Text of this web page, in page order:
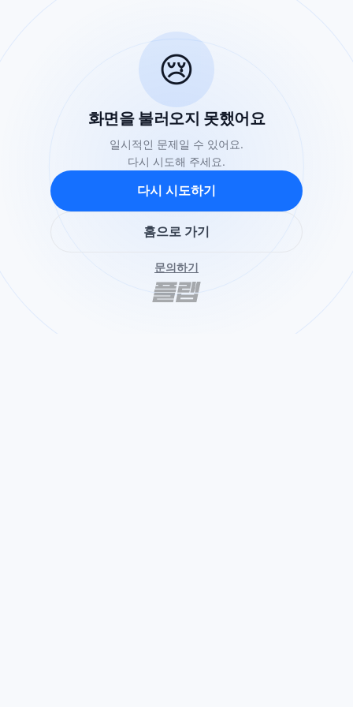
😢
화면을 불러오지 못했어요
일시적인 문제일 수 있어요.
다시 시도해 주세요.
다시 시도하기
홈으로 가기
문의하기